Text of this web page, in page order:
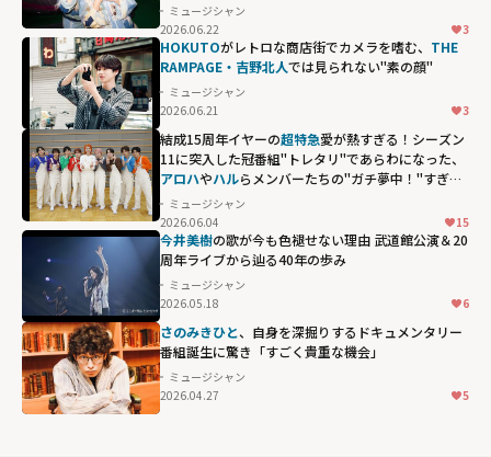
ミュージシャン
2026.06.22
3
HOKUTOがレトロな商店街でカメラを嗜む、 THE
RAMPAGE・吉野北人では見られない"素の顔"
ミュージシャン
2026.06.21
3
アロハやハルら
メンバーたち
の"ガチ夢
中！"すぎる偏愛
ぶり"
width="304"
height="203"
loading="lazy"
結成15周年イヤーの超特急愛が熱すぎる！シーズン
11に突入した冠番組"トレタリ"であらわになった、
アロハやハルらメンバーたちの"ガチ夢中！"すぎる
偏愛ぶり
ミュージシャン
2026.06.04
15
今井美樹の歌が今も色褪せない理由 武道館公演＆20
周年ライブから辿る40年の歩み
ミュージシャン
2026.05.18
6
さのみきひと、自身を深掘りするドキュメンタリー
番組誕生に驚き「すごく貴重な機会」
ミュージシャン
2026.04.27
5